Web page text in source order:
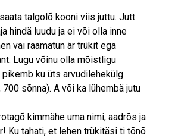
talgolõ kooni viis juttu. Jutt
hindä luudu ja ei või olla inne
vai raamatun är trükit ega
Lugu võinu olla mõistligu
ku üts arvudilehekülg
sõnna). A või ka lühembä jutu
kimmähe uma nimi, aadrõs ja
Ku tahati, et lehen trükitäsi ti tõnõ